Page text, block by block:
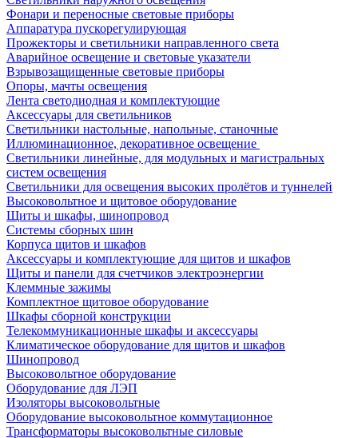
Фонари и переносные световые приборы
Аппаратура пускорегулирующая
Прожекторы и светильники направленного света
Аварийное освещение и световые указатели
Взрывозащищенные световые приборы
Опоры, мачты освещения
Лента светодиодная и комплектующие
Аксессуары для светильников
Светильники настольные, напольные, станочные
Иллюминационное, декоративное освещение
Светильники линейные, для модульных и магистральных
систем освещения
Светильники для освещения высоких пролётов и туннелей
Высоковольтное и щитовое оборудование
Щиты и шкафы, шинопровод
Системы сборных шин
Корпуса щитов и шкафов
Аксессуары и комплектующие для щитов и шкафов
Щиты и панели для счетчиков электроэнергии
Клеммные зажимы
Комплектное щитовое оборудование
Шкафы сборной конструкции
Телекоммуникационные шкафы и аксессуары
Климатическое оборудование для щитов и шкафов
Шинопровод
Высоковольтное оборудование
Оборудование для ЛЭП
Изоляторы высоковольтные
Оборудование высоковольтное коммутационное
Трансформаторы высоковольтные силовые